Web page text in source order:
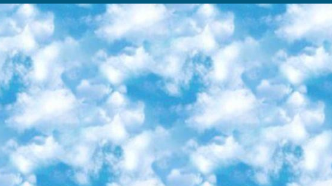
в целях тестирования Экзамены (далее – экзамены) состоят из предметов, перечисленных в приложении 1. будет сделано. 7. Экзамены пройдут с 26 мая по 15 июня 2024 г. (кроме науки физического воспитания). 8. Физическая для учащихся 9 классов общесредних образовательных учреждений. Экзамены по предмету «Образование, квалификация медицина» 1-6 мая 2024 года. сотрудники перевести под присмотр (с отклонениями в физическом или умственном развитии) специализированная школа для детей, школы-интернаты и со сколиозом школы-интернаты санаторного типа для больных детей исключены). 9. Он был слепым, слабовидящим и имел нарушения опорно-двигательного аппарата. экзамены в специализированных школах и интернатах для детей должны проводиться исходя из требований, предъявляемых к общеобразовательным учреждениям (физкультура кроме науки). 10. Специализированная школа для глухих и слабослышащих детей. и экзамены в интернатах и быть реализован в виде письменного теста по математике. 11. Специальность для умственно отсталых детей. Для 9 класса Родной язык и литературное письмо Государственный язык (язык обучения – узбекский). для неклассов) написано Математическое письмо Письменная/устная история Узбекистана Физическое воспитание практично Итоговый контроль Для 11 класса Написание родного языка и литературы (эссе) Математическое письмо Узбекский язык (обучение на узбекском языке) не посещающее общее среднее образование для учреждений)/Образовательное учреждение выбор письменный и устный Иностранный язык письменный/устный Письменная/устная история Узбекистана *По выбору студента:  Химия  Физика  Основы государственного права  География 10 бесплатных образовательных ресурсов - Мы составили подборку онлайн-проектов с интерактивными упражнениями, видеолекциями и статьями. Они помогут вам обрести новые и освежить старые знания бесплатно. 1. «ИНТУИТ» Старейшая образовательная площадка Рунета. Здесь вы найдёте сотни текстовых и видеокурсов на десятки различных тем — от программирования до психологии. Многие курсы подготовлены российскими университетами и крупными международными компаниями вроде Intel и Microsoft. Самостоятельное обучение бесплатное, но желающие могут оплатить услуги персональных наставников. 2. «Смартия» знакомит с актуальными профессиями и подсказывает, как им обучаться. Выбрав заинтересовавшую вас специальность — SMM-специалист, фотограф, веб-дизайнер или другую, — увидите список необходимых для неё умений. Чтобы вы могли освоить их самостоятельно, для каждого умения площадка отображает подборку ссылок на учебные материалы. Хотя «Смартия» ориентируется на русскоязычную аудиторию, часть контента всё же доступна только на английском. 3. «Лекторий Физтеха» Проект Московского физико-технического института (Физтеха). С его помощью вы можете смотреть онлайн серии лекций, записанные на видео в этом вузе. В числе доступных предметов — физика, биология, химия, информационные технологии и другие. К некоторым лекциям администрация ресурса прилагает готовые конспекты, которые можно скачивать в PDF-формате. 4. ITMOcourses Онлайн-площадка Санкт-Петербургского национального исследовательского университета информационных технологий, механики и оптики (ИТМО). Ресурс предоставляет свободный доступ к курсам, разработанным в этом вузе. Каталог материалов разбит на четыре категории: «Оптические системы и технологии», «Приборостроение и робототехника», «Информационные технологии» и «Биотехнологии». Курсы состоят из видеолекций, интерактивных демонстраций и заданий. 5. «КиберЛенинка» Электронная научная библиотека открытого доступа. Каталог площадки регулярно обрастает текстами статей из различных научных изданий. Сгруппированные по журналам и рубрикам публикации можно читать онлайн или скачивать целиком в PDF-формате. Проект нацелен на популяризацию науки за счёт открытого доступа к качественной информации. 6. «ПостНаука» На этом ресурсе публикуют подборки видеолекций, составленные экспертами из разных отраслей и объединённые общими темами. Среди них, к примеру, есть серии «Биоинформатика и геномика», «Культура средневековой Скандинавии» и Cinema Studies о теории кино. Каждая подборка лекций — логически связанная история, рассказанная экспертом от первого лица. Кроме того, на сайте появляются научно-образовательные статьи и тесты на разные темы. 7. «Newочём» Команда проекта «Newочём» отбирает самые интересные тексты из англоязычных СМИ и переводит те из них, за которые голосуют участники сообщества «ВКонтакте». По большей части это научно-популярные статьи. Редакторы придумывают лишь заголовки, в остальном содержание переводов соответствует оригиналам. Полные тексты можно читать прямо в социальной сети. 8. InternetUrok Онлайн-база материалов по основным дисциплинам школьной программы. Информация на сайте структурирована по классам, предметам и темам (урокам). Каждый урок состоит из видеолекций и конспектов. Есть также интерактивные тренажёры и тесты для закрепления пройденного материала. Даже если вы давно окончили школу, возможность повторить программу старших классов всегда может пригодиться. 9. Edutainme Ещё один ресурс об образовании. В отличие от Newtonew, как мне кажется, Edutainme больше ориентируется на представителей индустрии: педагогов, предпринимателей, разработчиков образовательных проектов. Но и любой, кто просто стремится к саморазвитию, найдёт на сайте много полезного и интересного для себя. Например, информацию о новых курсах и образовательных сервисах. 10. Newtonew Онлайн-медиа об образовании и обучении в широком смысле. Авторы Newtonew пишут об инструментах, заведениях, тактиках и стратегиях, которые помогают учить других и получать новые знания самостоятельно. На этой площадке вы найдёте новости, обзоры, аналитические мат